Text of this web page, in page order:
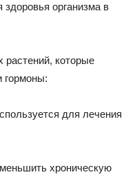
организма в
которые
для лечения
хроническую